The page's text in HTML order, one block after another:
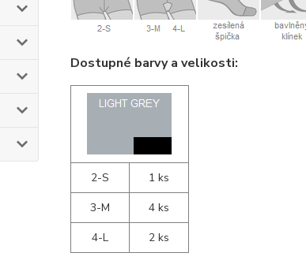
Dostupné barvy a velikosti:
2-S
1 ks
3-M
4 ks
4-L
2 ks